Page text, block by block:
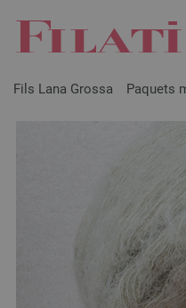
Fils Lana Grossa Paquets